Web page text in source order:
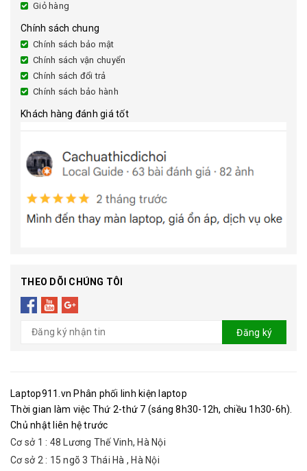
Giỏ hàng
Chính sách chung
Chính sách bảo mật
Chính sách vận chuyển
Chính sách đổi trả
Chính sách bảo hành
Khách hàng đánh giá tốt
THEO DÕI CHÚNG TÔI
Đăng ký
Laptop911.vn Phân phối linh kiện laptop
Thời gian làm việc Thứ 2-thứ 7 (sáng 8h30-12h, chiều 1h30-6h).
Chủ nhật liên hệ trước
Cơ sở 1 : 48 Lương Thế Vinh, Hà Nội
Cơ sở 2 : 15 ngõ 3 Thái Hà , Hà Nội